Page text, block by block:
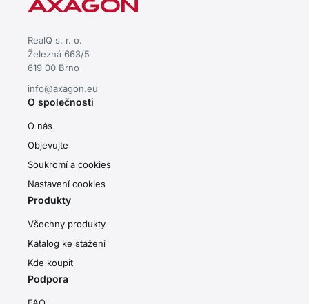
RealQ s. r. o.
Železná 663/5
619 00 Brno
info@axagon.eu
O společnosti
O nás
Objevujte
Soukromí a cookies
Nastavení cookies
Produkty
Všechny produkty
Katalog ke stažení
Kde koupit
Podpora